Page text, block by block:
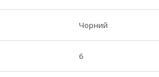
Чорний
6